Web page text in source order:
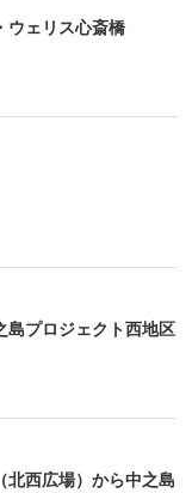
ウェリス心斎橋
島プロジェクト西地区
北西広場）から中之島